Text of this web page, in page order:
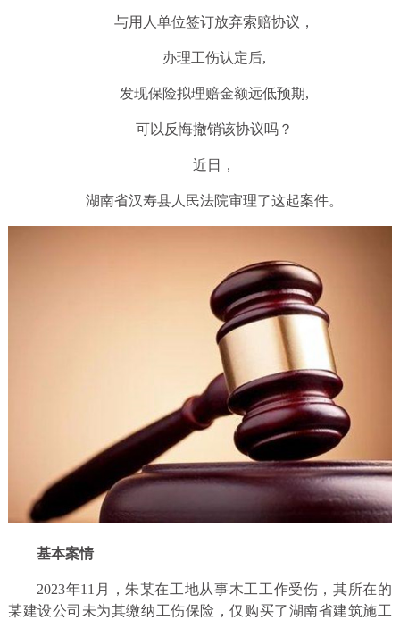
与用人单位签订放弃索赔协议，
办理工伤认定后,
发现保险拟理赔金额远低预期,
可以反悔撤销该协议吗？
近日，
湖南省汉寿县人民法院审理了这起案件。
基本案情
2023年11月，朱某在工地从事木工工作受伤，其所在的
某建设公司未为其缴纳工伤保险，仅购买了湖南省建筑施工